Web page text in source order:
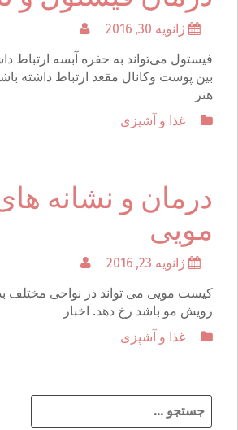
ژانویه 30, 2016
فیستول می‌تواند به حفره آبسه ارتباط
بین پوست وکانال مقعد ارتباط داشته
هنر
غذا و آشپزی
درمان و نشانه
مویی
ژانویه 23, 2016
کیست مویی می تواند در نواحی مختلف
رویش مو باشد رخ دهد. اخبار
غذا و آشپزی
س